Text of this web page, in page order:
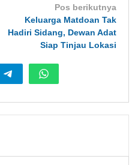
Pos berikutnya
Keluarga Matdoan Tak
Hadiri Sidang, Dewan Adat
Siap Tinjau Lokasi